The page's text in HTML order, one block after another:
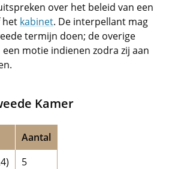
over het beleid van een
het kabinet. De interpellant mag
termijn doen; de overige
motie indienen zodra zij aan
Kamer
Aantal
5